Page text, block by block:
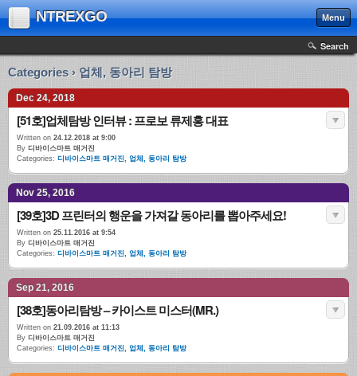
NTREXGO Menu
Search
Categories › 업체, 동아리 탐방
Dec 24, 2018
[51호]업체탐방 인터뷰 : 프로보 류제홍 대표
Written on 24.12.2018 at 9:00
By 디바이스마트 매거진
Categories: 디바이스마트 매거진, 업체, 동아리 탐방
Nov 25, 2016
[39호]3D 프린터의 행운을 가져갈 동아리를 뽑아주세요!
Written on 25.11.2016 at 9:54
By 디바이스마트 매거진
Categories: 디바이스마트 매거진, 업체, 동아리 탐방
Sep 21, 2016
[38호]동아리탐방 – 카이스트 미스터(MR.)
Written on 21.09.2016 at 11:13
By 디바이스마트 매거진
Categories: 디바이스마트 매거진, 업체, 동아리 탐방